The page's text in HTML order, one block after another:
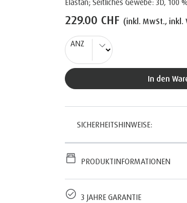
229.00 CHF (inkl. MwSt., inkl.
ANZ
In den
SICHERHEITSHINWEISE:
PRODUKTINFORMATIONEN
3 JAHRE GARANTIE